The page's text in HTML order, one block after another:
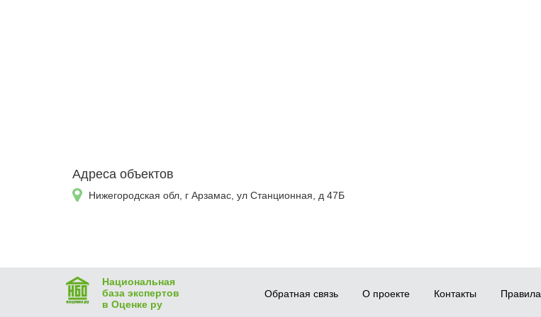
Адреса объектов
Нижегородская обл, г Арзамас, ул Станционная, д 47Б
Национальная
база экспертов
в Оценке ру
Обратная связь О проекте Контакты Правила